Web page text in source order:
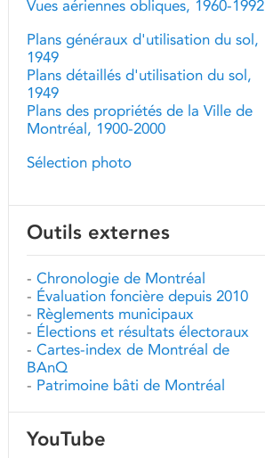
Vues aériennes obliques, 1960-1992
Plans généraux d'utilisation du sol,
1949
Plans détaillés d'utilisation du sol,
1949
Plans des propriétés de la Ville de
Montréal, 1900-2000
Sélection photo
Outils externes
- Chronologie de Montréal
- Évaluation foncière depuis 2010
- Règlements municipaux
- Élections et résultats électoraux
- Cartes-index de Montréal de
BAnQ
- Patrimoine bâti de Montréal
YouTube